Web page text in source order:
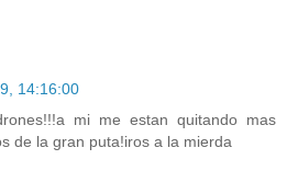
14:16:00
mi me estan quitando mas
de la gran puta!iros a la mierda